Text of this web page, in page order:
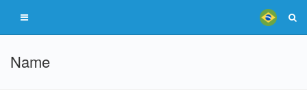
Name